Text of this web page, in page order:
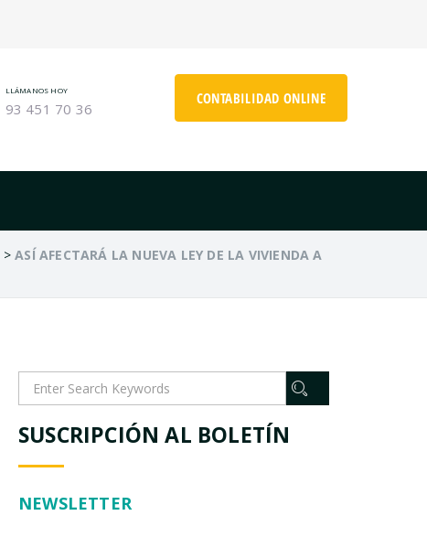
CONTABILIDAD ONLINE
LLÁMANOS HOY
93 451 70 36
>ASÍ AFECTARÁ LA NUEVA LEY DE LA VIVIENDA A
SUSCRIPCIÓN AL BOLETÍN
NEWSLETTER